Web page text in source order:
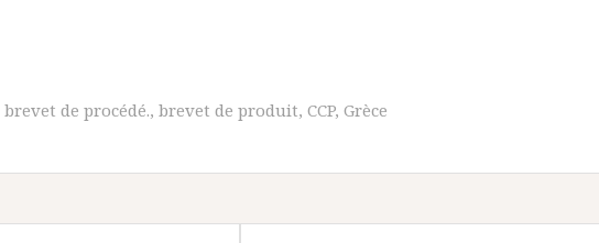
brevet de procédé., brevet de produit, CCP, Grèce